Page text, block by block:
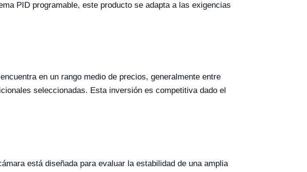
PID programable, este producto se adapta a las exigencias
en un rango medio de precios, generalmente entre
seleccionadas. Esta inversión es competitiva dado el
está diseñada para evaluar la estabilidad de una amplia